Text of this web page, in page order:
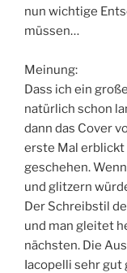
nun wichtige
müssen…
Meinung:
Dass ich ein
natürlich schon
dann das Cover
erste Mal erblickt
geschehen.
und glitzern
Der Schreibstil
und man gleitet
nächsten. Die
Iacopelli sehr gut